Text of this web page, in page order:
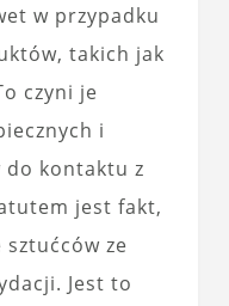
w przypadku
takich jak
czyni je
i
do kontaktu z
jest fakt,
ze
Jest to